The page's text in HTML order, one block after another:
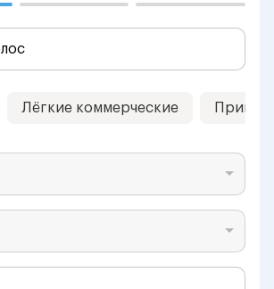
Лёгкие коммерческие